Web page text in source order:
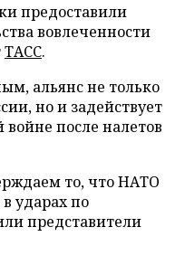
предоставили
вовлеченности
ТАСС.
альянс не только
но и задействует
после налетов
то, что НАТО
ударах по
представители